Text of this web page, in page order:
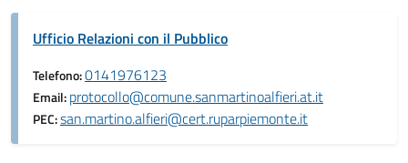
Ufficio Relazioni con il Pubblico
Telefono:0141976123
Email:protocollo@comune.sanmartinoalfieri.at.it
PEC:san.martino.alfieri@cert.ruparpiemonte.it